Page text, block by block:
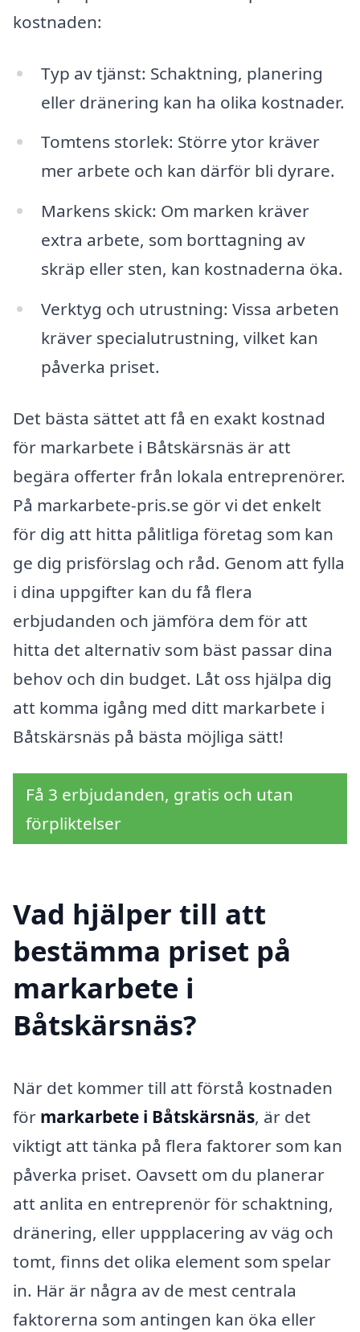
kostnaden:
Typ av tjänst: Schaktning, planering
eller dränering kan ha olika kostnader.
Tomtens storlek: Större ytor kräver
mer arbete och kan därför bli dyrare.
Markens skick: Om marken kräver
extra arbete, som borttagning av
skräp eller sten, kan kostnaderna öka.
Verktyg och utrustning: Vissa arbeten
kräver specialutrustning, vilket kan
påverka priset.
Det bästa sättet att få en exakt kostnad
för markarbete i Båtskärsnäs är att
begära offerter från lokala entreprenörer.
På markarbete-pris.se gör vi det enkelt
för dig att hitta pålitliga företag som kan
ge dig prisförslag och råd. Genom att fylla
i dina uppgifter kan du få flera
erbjudanden och jämföra dem för att
hitta det alternativ som bäst passar dina
behov och din budget. Låt oss hjälpa dig
att komma igång med ditt markarbete i
Båtskärsnäs på bästa möjliga sätt!
Få 3 erbjudanden, gratis och utan
förpliktelser
Vad hjälper till att
bestämma priset på
markarbete i
Båtskärsnäs?
När det kommer till att förstå kostnaden
för markarbete i Båtskärsnäs, är det
viktigt att tänka på flera faktorer som kan
påverka priset. Oavsett om du planerar
att anlita en entreprenör för schaktning,
dränering, eller uppplacering av väg och
tomt, finns det olika element som spelar
in. Här är några av de mest centrala
faktorerna som antingen kan öka eller